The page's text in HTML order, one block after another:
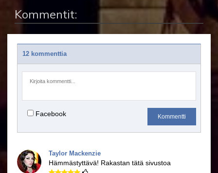
Kommentit:
12 kommenttia
Facebook Kommentti
Taylor Mackenzie
Hämmästyttävä! Rakastan tätä sivustoa